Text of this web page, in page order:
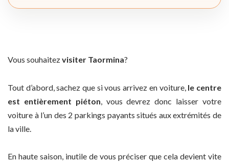
Vous souhaitezvisiter Taormina?
Tout d’abord, sachez que si vous arrivez en voiture, le centre
est entièrement piéton , vous devrez donc laisser votre
voiture à l’un des 2 parkings payants situés aux extrémités de
la ville.
En haute saison, inutile de vous préciser que cela devient vite